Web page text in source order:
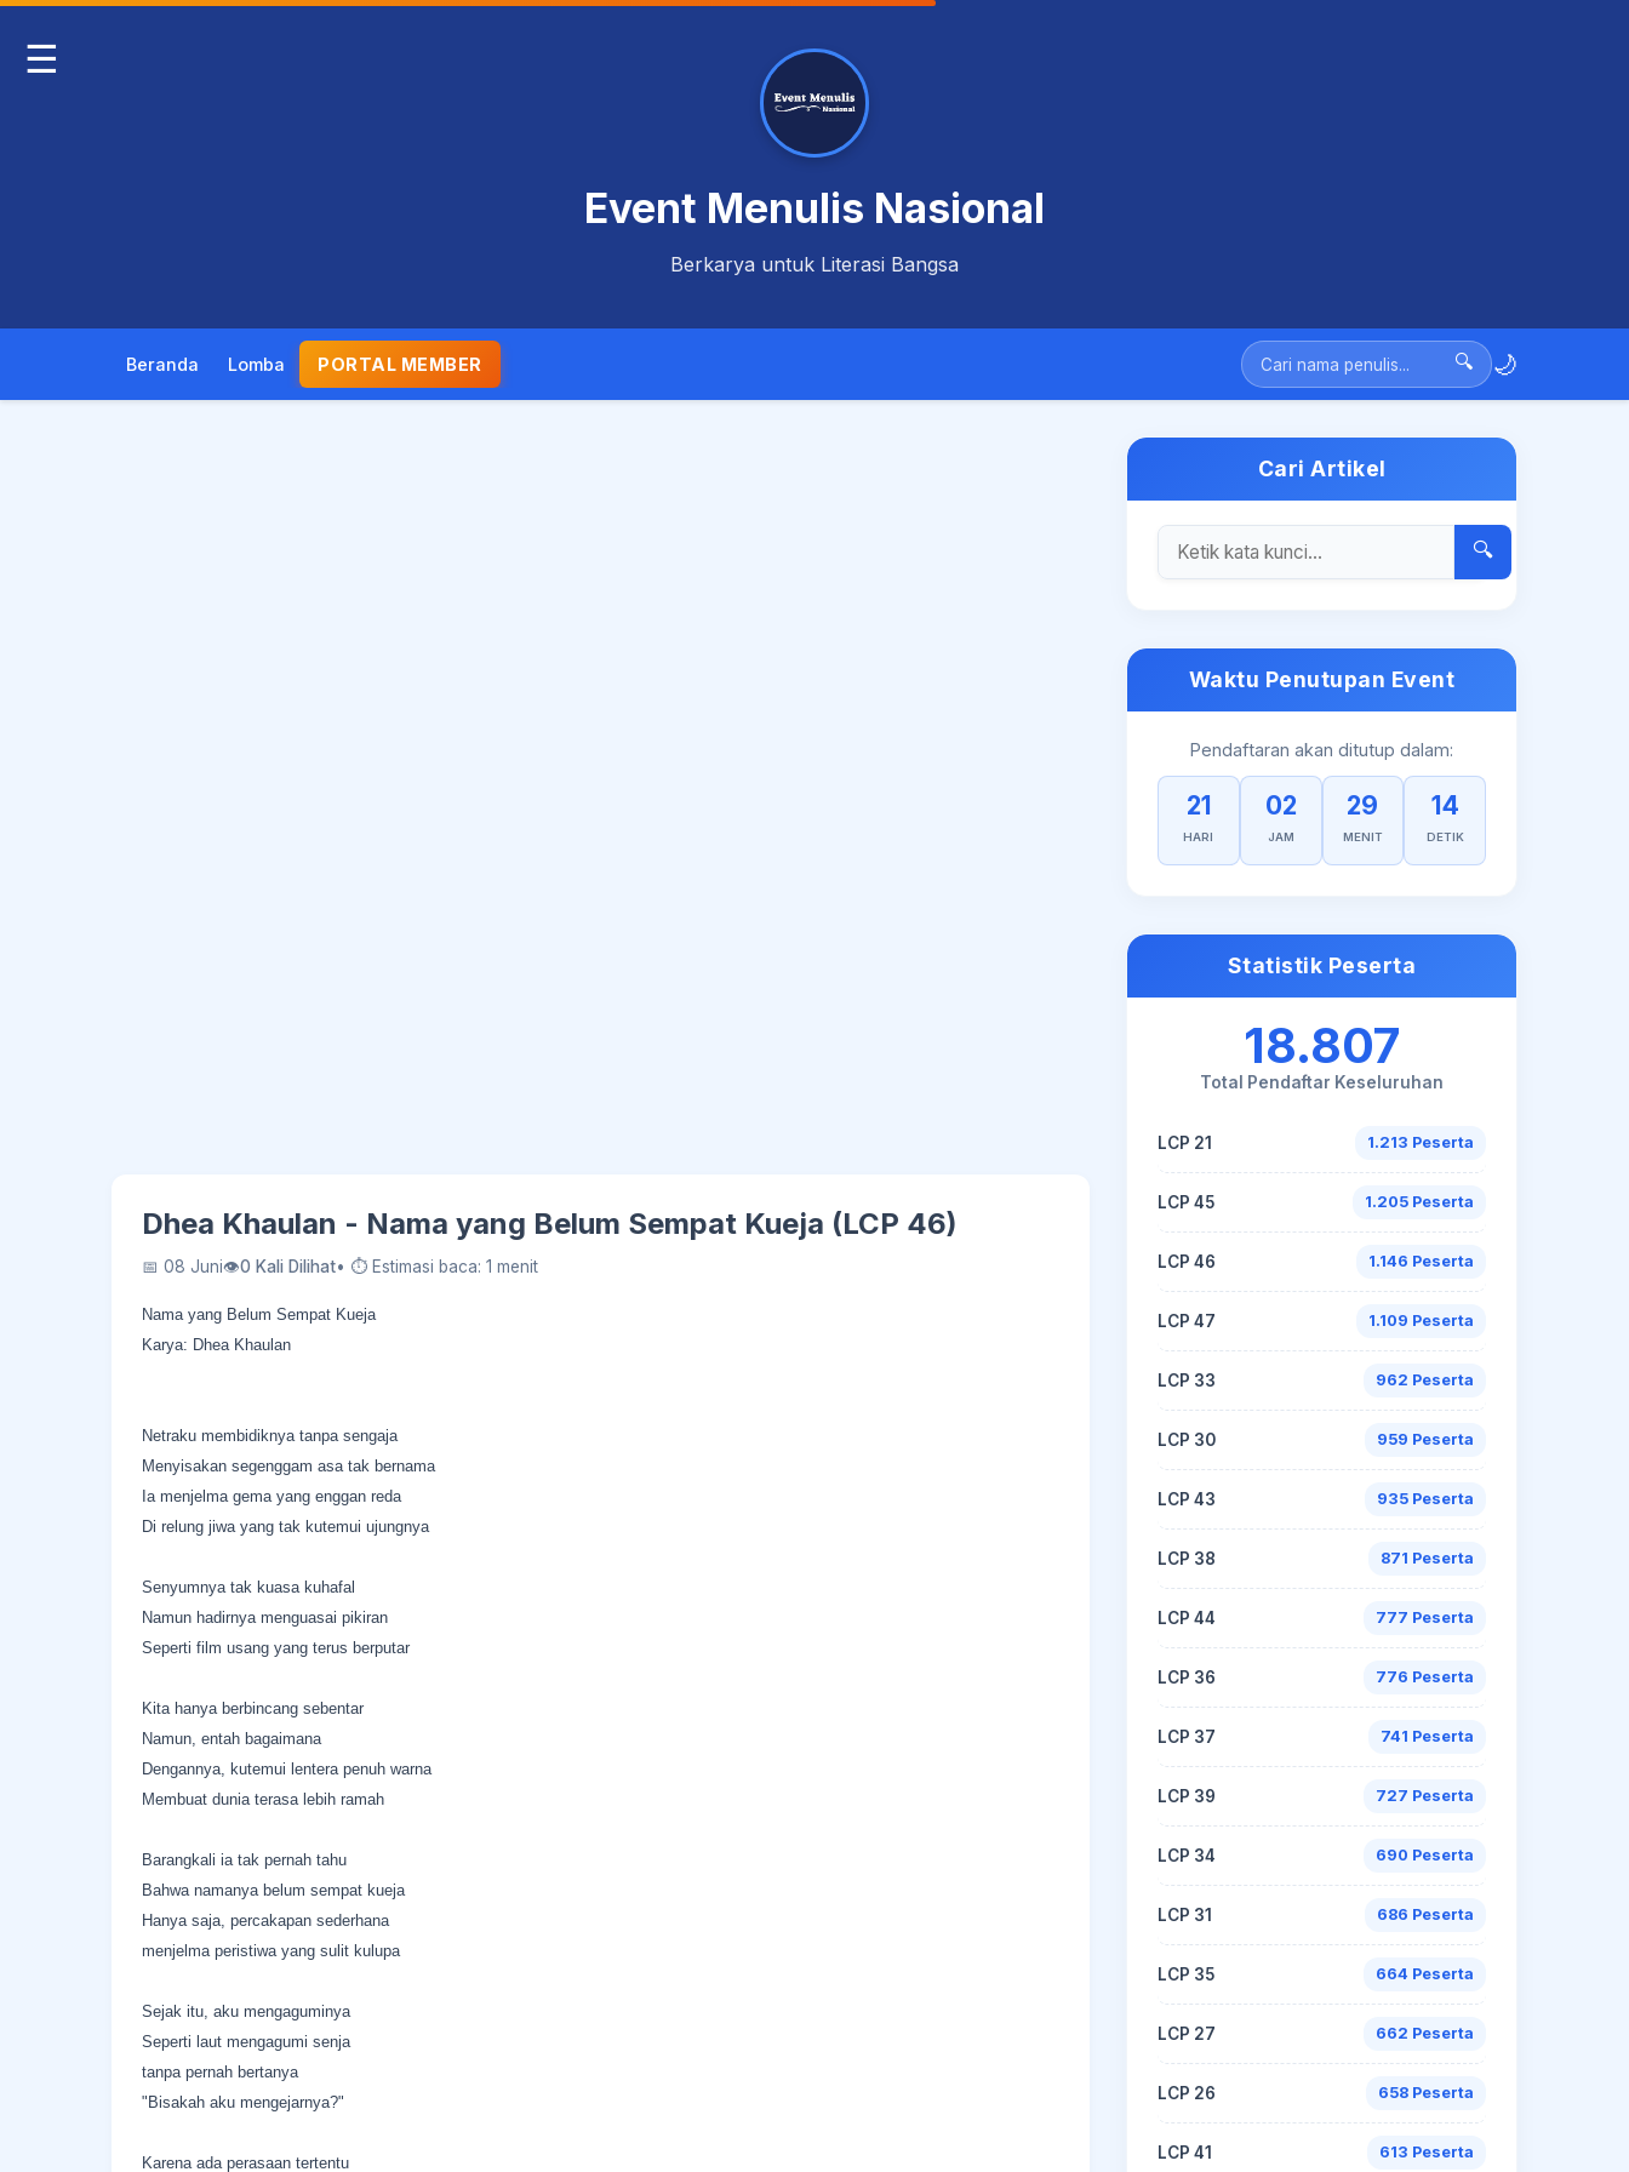
☰
Event Menulis Nasional
Berkarya untuk Literasi Bangsa
Beranda Lomba PORTAL MEMBER 🔍 🌙
Dhea Khaulan - Nama yang Belum Sempat Kueja (LCP 46)
📅 08 Juni👁0 Kali Dilihat• ⏱ Estimasi baca: 1 menit
Nama yang Belum Sempat Kueja
Karya: Dhea Khaulan
Netraku membidiknya tanpa sengaja
Menyisakan segenggam asa tak bernama
Ia menjelma gema yang enggan reda
Di relung jiwa yang tak kutemui ujungnya
Senyumnya tak kuasa kuhafal
Namun hadirnya menguasai pikiran
Seperti film usang yang terus berputar
Kita hanya berbincang sebentar
Namun, entah bagaimana
Dengannya, kutemui lentera penuh warna
Membuat dunia terasa lebih ramah
Barangkali ia tak pernah tahu
Bahwa namanya belum sempat kueja
Hanya saja, percakapan sederhana
menjelma peristiwa yang sulit kulupa
Sejak itu, aku mengaguminya
Seperti laut mengagumi senja
tanpa pernah bertanya
"Bisakah aku mengejarnya?"
Karena ada perasaan tertentu
Cari Artikel
🔍
Waktu Penutupan Event
Pendaftaran akan ditutup dalam:
21
HARI
02
JAM
29
MENIT
13
DETIK
Statistik Peserta
18.807
Total Pendaftar Keseluruhan
LCP 21 1.213 Peserta
LCP 45 1.205 Peserta
LCP 46 1.146 Peserta
LCP 47 1.109 Peserta
LCP 33 962 Peserta
LCP 30 959 Peserta
LCP 43 935 Peserta
LCP 38 871 Peserta
LCP 44 777 Peserta
LCP 36 776 Peserta
LCP 37 741 Peserta
LCP 39 727 Peserta
LCP 34 690 Peserta
LCP 31 686 Peserta
LCP 35 664 Peserta
LCP 27 662 Peserta
LCP 26 658 Peserta
LCP 41 613 Peserta